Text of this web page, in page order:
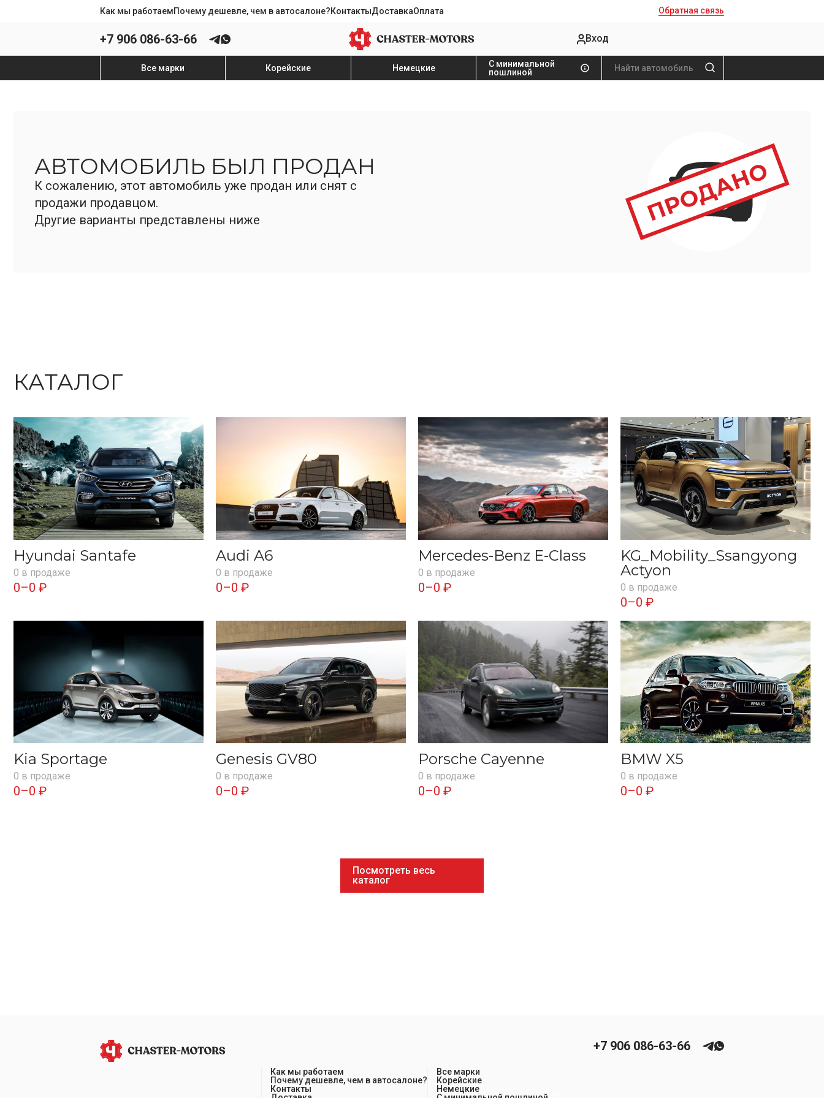
Как мы работаемПочему дешевле, чем в автосалоне?КонтактыДоставкаОплата Обратная связь
+7 906 086-63-66 Вход
Все марки Корейские Немецкие
С минимальной
пошлиной
АВТОМОБИЛЬ БЫЛ ПРОДАН
К сожалению, этот автомобиль уже продан или снят с
продажи продавцом.
Другие варианты представлены ниже
КАТАЛОГ
Hyundai Santafe
0 в продаже
0–0 ₽
Audi A6
0 в продаже
0–0 ₽
Mercedes-Benz E-Class
0 в продаже
0–0 ₽
KG_Mobility_Ssangyong
Actyon
0 в продаже
0–0 ₽
Kia Sportage
0 в продаже
0–0 ₽
Genesis GV80
0 в продаже
0–0 ₽
Porsche Cayenne
0 в продаже
0–0 ₽
BMW X5
0 в продаже
0–0 ₽
Посмотреть весь
каталог
Как мы работаем
Почему дешевле, чем в автосалоне?
Контакты
Все марки
Корейские
Немецкие
+7 906 086-63-66